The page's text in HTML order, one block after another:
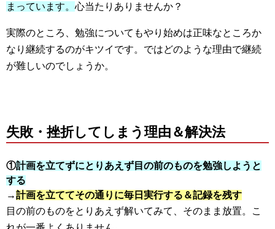
まっています。 心当たりありませんか？
実際のところ、勉強についてもやり始めは正味なところか
なり継続するのがキツイです。ではどのような理由で継続
が難しいのでしょうか。
失敗・挫折してしまう理由＆解決法
①計画を立てずにとりあえず目の前のものを勉強しようと
する
→計画を立ててその通りに毎日実行する＆記録を残す
目の前のものをとりあえず解いてみて、そのまま放置。こ